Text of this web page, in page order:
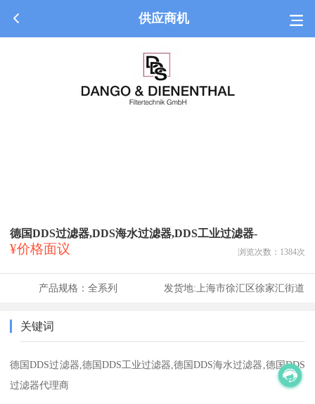
供应商机
德国DDS过滤器,DDS海水过滤器,DDS工业过滤器-
¥价格面议 浏览次数： 1384次
产品规格： 全系列 发货地:上海市徐汇区徐家汇街道
关键词
德国DDS过滤器,德国DDS工业过滤器,德国DDS海水过滤器,德国DDS
过滤器代理商